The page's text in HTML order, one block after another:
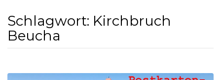
Schlagwort: Kirchbruch
Beucha